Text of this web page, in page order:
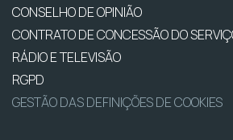
CONSELHO DE OPINIÃO
CONTRATO DE CONCESSÃO DO
RÁDIO E TELEVISÃO
RGPD
GESTÃO DAS DEFINIÇÕES DE COOKIES